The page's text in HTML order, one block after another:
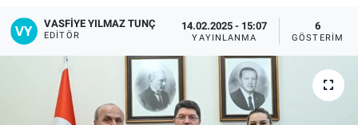
VASFIYE YILMAZ TUNÇ
EDITÖR
14.02.2025 - 15:07
YAYINLANMA
6
GÖSTERIM